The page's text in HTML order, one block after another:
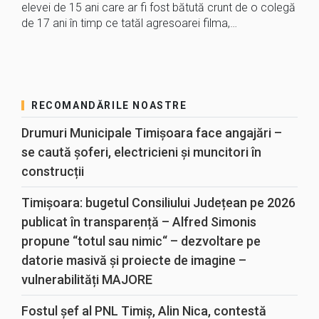
elevei de 15 ani care ar fi fost bătută crunt de o colegă
de 17 ani în timp ce tatăl agresoarei filma,…
RECOMANDĂRILE NOASTRE
Drumuri Municipale Timișoara face angajări –
se caută șoferi, electricieni și muncitori în
construcții
Timișoara: bugetul Consiliului Județean pe 2026
publicat în transparență – Alfred Simonis
propune “totul sau nimic“ – dezvoltare pe
datorie masivă și proiecte de imagine –
vulnerabilități MAJORE
Fostul șef al PNL Timiș, Alin Nica, contestă